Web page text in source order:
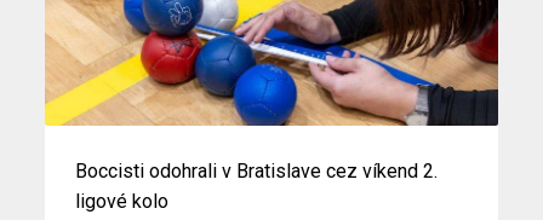
Boccisti odohrali v Bratislave cez víkend 2.
ligové kolo